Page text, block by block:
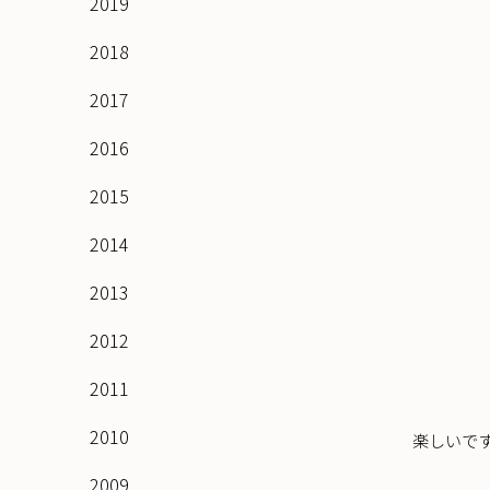
楽しいで
2018
2017
2016
2015
2014
2013
2012
2011
2010
2009